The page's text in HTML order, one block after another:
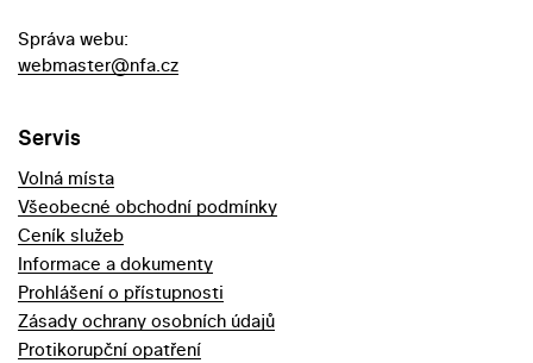
Správa webu:
webmaster@nfa.cz
Servis
Volná místa
Všeobecné obchodní podmínky
Ceník služeb
Informace a dokumenty
Prohlášení o přístupnosti
Zásady ochrany osobních údajů
Protikorupční opatření